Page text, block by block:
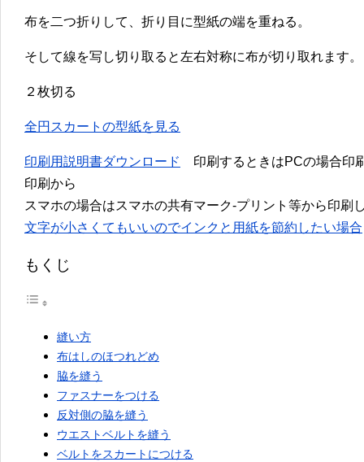
布を二つ折りして、折り目に型紙の端を重ねる。
そして線を写し切り取ると左右対称に布が切り取れます。
２枚切る
全円スカートの型紙を見る
印刷用説明書ダウンロード
印刷するときはPCの場合印
印刷から
スマホの場合はスマホの共有マーク-プリント等から印刷
文字が小さくてもいいのでインクと用紙を節約したい場合
もくじ
縫い方
布はしのほつれどめ
脇を縫う
ファスナーをつける
反対側の脇を縫う
ウエストベルトを縫う
ベルトをスカートにつける